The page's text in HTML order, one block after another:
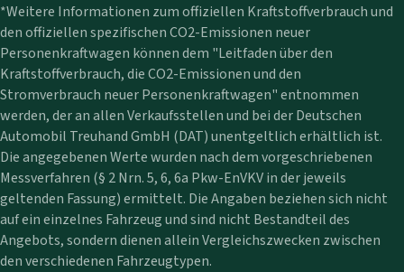
*Weitere Informationen zum offiziellen Kraftstoffverbrauch und
den offiziellen spezifischen CO2-Emissionen neuer
Personenkraftwagen können dem "Leitfaden über den
Kraftstoffverbrauch, die CO2-Emissionen und den
Stromverbrauch neuer Personenkraftwagen" entnommen
werden, der an allen Verkaufsstellen und bei der Deutschen
Automobil Treuhand GmbH (DAT) unentgeltlich erhältlich ist.
Die angegebenen Werte wurden nach dem vorgeschriebenen
Messverfahren (§ 2 Nrn. 5, 6, 6a Pkw-EnVKV in der jeweils
geltenden Fassung) ermittelt. Die Angaben beziehen sich nicht
auf ein einzelnes Fahrzeug und sind nicht Bestandteil des
Angebots, sondern dienen allein Vergleichszwecken zwischen
den verschiedenen Fahrzeugtypen.